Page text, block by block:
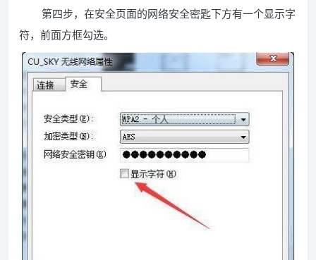
第四步，在安全页面的网络安全密匙下方有一个显示字
符，前面方框勾选。